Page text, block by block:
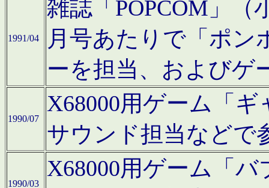
1991/04
雑誌「POPCOM」（
月号あたりで「ポン
ーを担当、およびゲ
1990/07
X68000用ゲーム「
サウンド担当などで
1990/03
X68000用ゲーム「